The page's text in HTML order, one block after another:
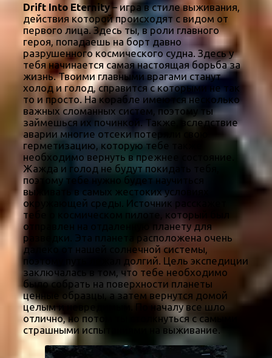
Drift Into Eternity– игра в стиле выживания,
действия которой происходят с видом от
первого лица. Здесь ты, в роли главного
героя, попадаешь на борт давно
разрушенного космического судна. Здесь у
тебя начинается самая настоящая борьба за
жизнь. Твоими главными врагами станут
холод и голод, справится с которыми не так
то и просто. На корабле имеются несколько
важных сломанных систем, поэтому ты
займешься их починкой. Также, вследствие
аварии многие отсеки потеряли свою
герметизацию, которую тебе также
необходимо вернуть в прежнее состояние.
Жажда и голод не будут покидать тебя,
поэтому тебе нужно будет научиться
выживать в самых жестоких условиях
окружающей среды. Источник расскажет
тебе о космическом пилоте, который был
отправлен на отдаленную планету для
разведки. Эта планета расположена очень
далеко от нашей солнечной системы,
поэтому путь лежал долгий. Цель экспедиции
заключалась в том, что тебе необходимо
было собрать на поверхности планеты
ценные образцы, а затем вернутся домой
целым и невредимым. По началу все шло
отлично, но потом ты столкнуться с самыми
страшными испытаниями на выживание.